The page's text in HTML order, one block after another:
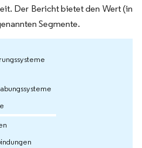
Der Bericht bietet den Wert (in
Segmente.